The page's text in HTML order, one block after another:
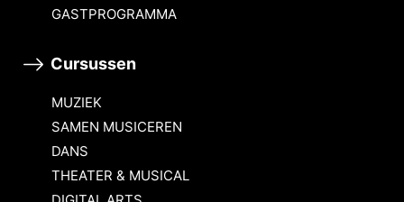
GASTPROGRAMMA
Cursussen
MUZIEK
SAMEN MUSICEREN
DANS
THEATER & MUSICAL